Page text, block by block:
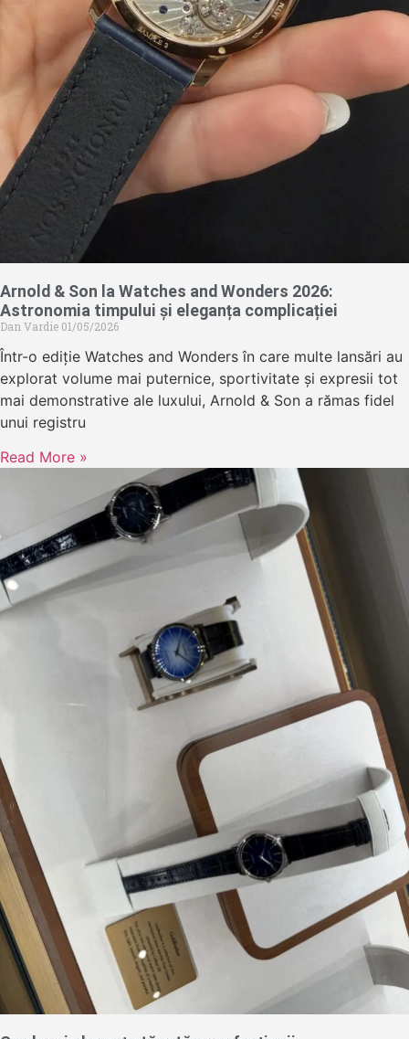
Arnold & Son la Watches and Wonders 2026:
Astronomia timpului și eleganța complicației
Dan Vardie 01/05/2026
Într-o ediție Watches and Wonders în care multe lansări au
explorat volume mai puternice, sportivitate și expresii tot
mai demonstrative ale luxului, Arnold & Son a rămas fidel
unui registru
Read More »